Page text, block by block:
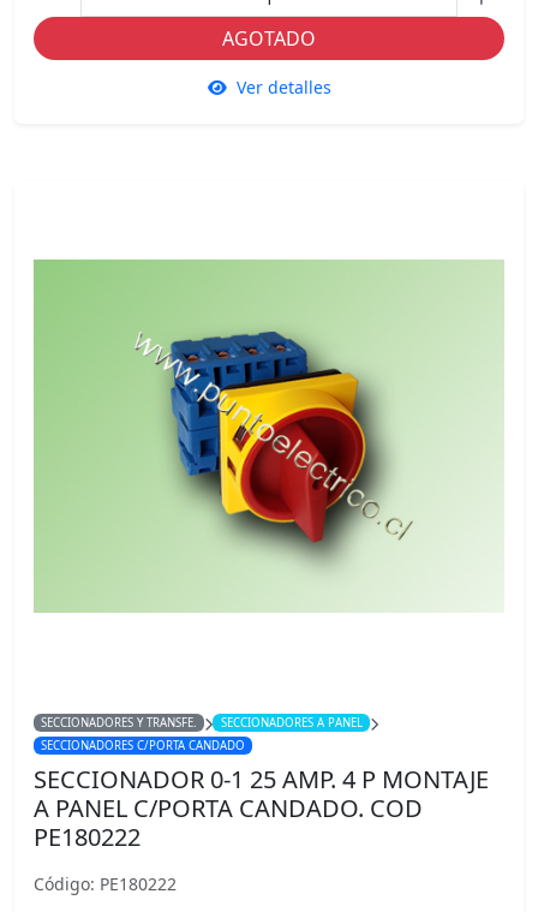
AGOTADO
Ver detalles
SECCIONADORES Y TRANSFE.
SECCIONADORES A PANEL
SECCIONADORES C/PORTA CANDADO
SECCIONADOR 0-1 25 AMP. 4 P MONTAJE
A PANEL C/PORTA CANDADO. COD
PE180222
Código: PE180222